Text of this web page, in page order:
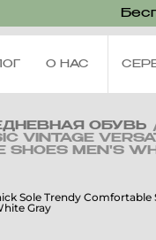
О НАС
ОБУВЬ
VINTAGE
SHOES MEN'S